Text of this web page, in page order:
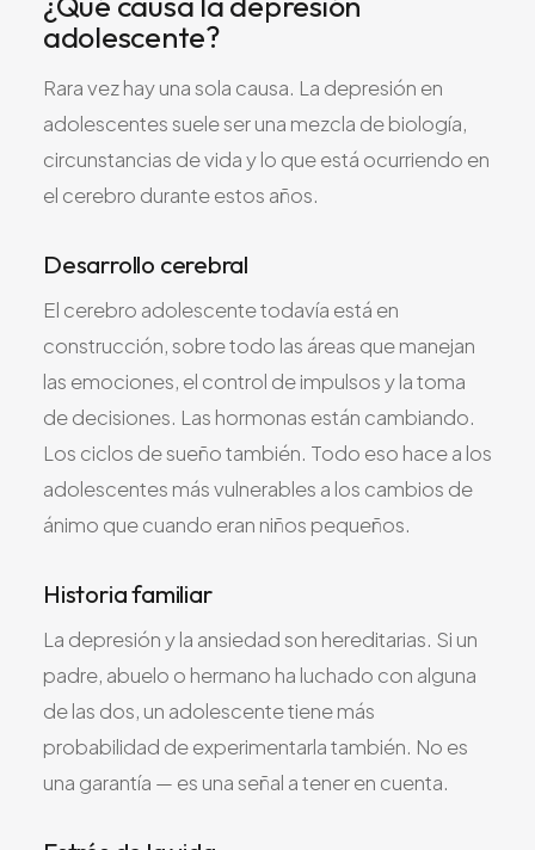
adolescente?
Rara vez hay una sola causa. La depresión en
adolescentes suele ser una mezcla de biología,
circunstancias de vida y lo que está ocurriendo en
el cerebro durante estos años.
Desarrollo cerebral
El cerebro adolescente todavía está en
construcción, sobre todo las áreas que manejan
las emociones, el control de impulsos y la toma
de decisiones. Las hormonas están cambiando.
Los ciclos de sueño también. Todo eso hace a los
adolescentes más vulnerables a los cambios de
ánimo que cuando eran niños pequeños.
Historia familiar
La depresión y la ansiedad son hereditarias. Si un
padre, abuelo o hermano ha luchado con alguna
de las dos, un adolescente tiene más
probabilidad de experimentarla también. No es
una garantía — es una señal a tener en cuenta.